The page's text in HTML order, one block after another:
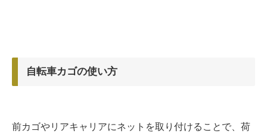
自転車カゴの使い方
前カゴやリアキャリアにネットを取り付けることで、荷